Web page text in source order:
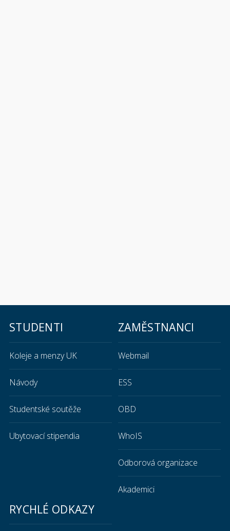
STUDENTI
Koleje a menzy UK
Návody
Studentské soutěže
Ubytovací stipendia
ZAMĚSTNANCI
Webmail
ESS
OBD
WhoIS
Odborová organizace
Akademici
RYCHLÉ ODKAZY